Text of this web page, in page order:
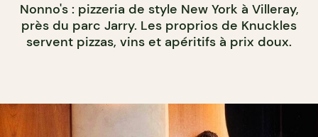
Nonno's : pizzeria de style New York à Villeray,
près du parc Jarry. Les proprios de Knuckles
servent pizzas, vins et apéritifs à prix doux.